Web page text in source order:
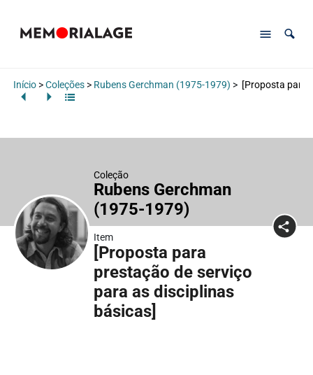
Início>Coleções> Rubens Gerchman (1975-1979) > [Proposta para
Coleção
Rubens Gerchman
(1975-1979)
Item
[Proposta para
prestação de serviço
para as disciplinas
básicas]